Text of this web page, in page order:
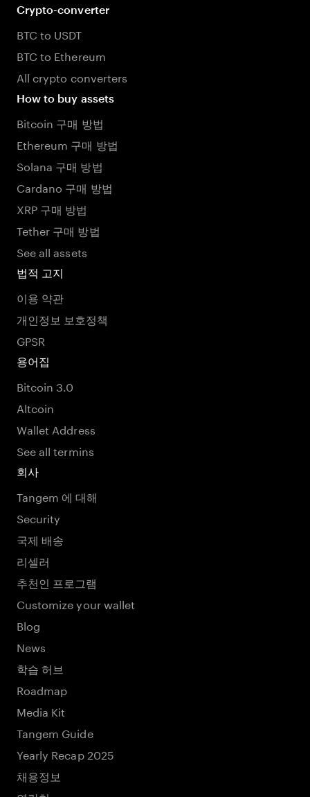
Crypto-converter
BTC to USDT
BTC to Ethereum
All crypto converters
How to buy assets
Bitcoin 구매 방법
Ethereum 구매 방법
Solana 구매 방법
Cardano 구매 방법
XRP 구매 방법
Tether 구매 방법
See all assets
법적 고지
이용 약관
개인정보 보호정책
GPSR
용어집
Bitcoin 3.0
Altcoin
Wallet Address
See all termins
회사
Tangem 에 대해
Security
국제 배송
리셀러
추천인 프로그램
Customize your wallet
Blog
News
학습 허브
Roadmap
Media Kit
Tangem Guide
Yearly Recap 2025
채용정보